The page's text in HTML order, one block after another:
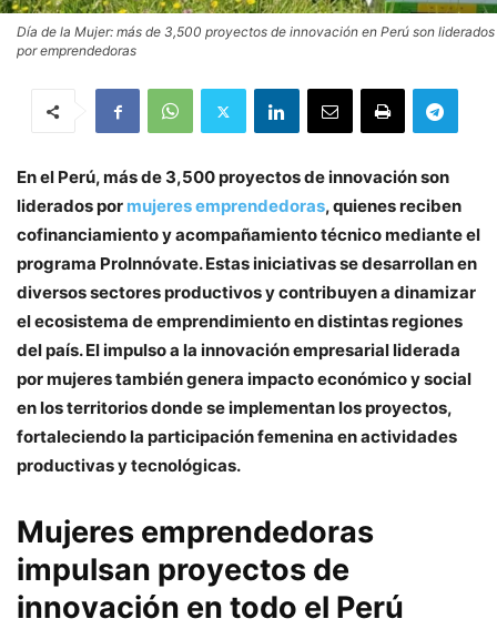
Día de la Mujer: más de 3,500 proyectos de innovación en Perú son liderados
por emprendedoras
En el Perú, más de 3,500 proyectos de innovación son
liderados por mujeres emprendedoras, quienes reciben
cofinanciamiento y acompañamiento técnico mediante el
programa ProInnóvate. Estas iniciativas se desarrollan en
diversos sectores productivos y contribuyen a dinamizar
el ecosistema de emprendimiento en distintas regiones
del país. El impulso a la innovación empresarial liderada
por mujeres también genera impacto económico y social
en los territorios donde se implementan los proyectos,
fortaleciendo la participación femenina en actividades
productivas y tecnológicas.
Mujeres emprendedoras
impulsan proyectos de
innovación en todo el Perú